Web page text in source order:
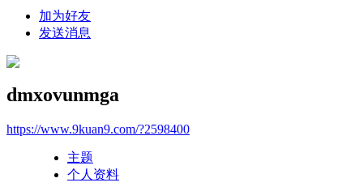
加为好友
发送消息
dmxovunmga
https://www.9kuan9.com/?2598400
主题
个人资料